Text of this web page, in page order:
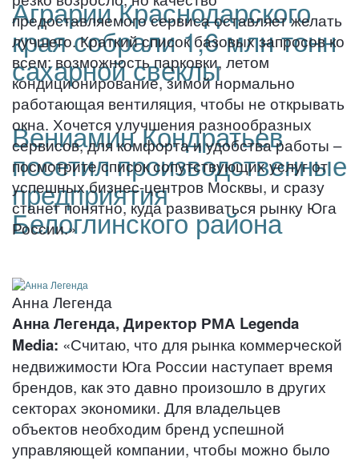
Аграрии Краснодарского
края собрали 1,6 млн тонн
сахарной свеклы
Вениамин Кондратьев
посетил производственные
предприятия
Белоглинского района
предоставляемого сервиса оставляет желать
лучшего. Краткий список базовых запросов ко
всем: возможность парковки, летом
кондиционирование, зимой нормально
работающая вентиляция, чтобы не открывать
окна. Хочется улучшения разнообразных
сервисов, для комфорта и удобства работы –
посмотрите список сопутствующих услуг от
успешных бизнес-центров Москвы, и сразу
станет понятно, куда развиваться рынку Юга
России.»
Анна Легенда
Анна Легенда, Директор РМА Legenda
Media: «Считаю, что для рынка коммерческой
недвижимости Юга России наступает время
брендов, как это давно произошло в других
секторах экономики. Для владельцев
объектов необходим бренд успешной
управляющей компании, чтобы можно было